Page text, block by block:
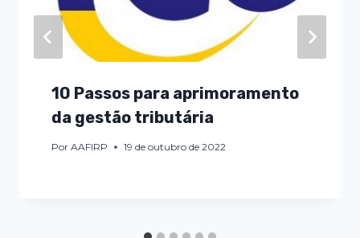
10 Passos para aprimoramento
da gestão tributária
Por AAFIRP 19 de outubro de 2022